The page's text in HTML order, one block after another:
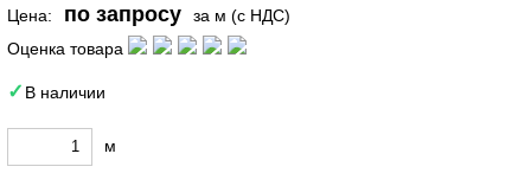
Цена: по запросу
за м (с НДС)
Оценка товара
В наличии
м